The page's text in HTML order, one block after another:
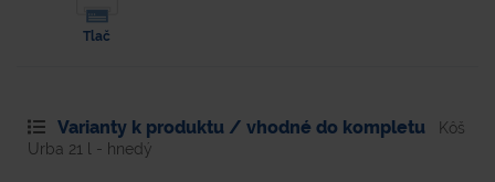
Tlač
Varianty k produktu / vhodné do kompletu
Kôš
Urba 21 l - hnedý